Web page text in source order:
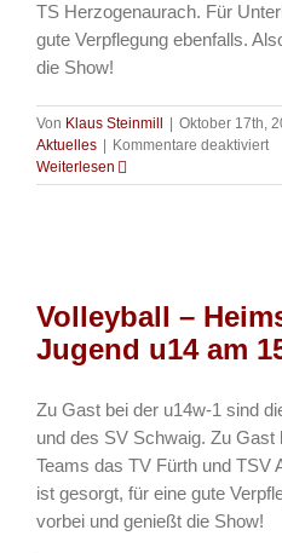
TS Herzogenaurach. Für
gute Verpflegung ebenfalls.
die Show!
Von Klaus Steinmill Oktober 17th,
Aktuelles
Kommentare deaktiviertfür
–
Weiterlesen
Volleyball –
Jugend u14 am
Zu Gast bei der u14w-1 sind
und des SV Schwaig. Zu Gast
Teams das TV Fürth und TSV
ist gesorgt, für eine gute
vorbei und genießt die Show!